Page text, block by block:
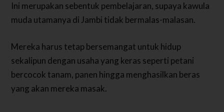
Ini merupakan sebentuk pembelajaran, supaya kawula
muda utamanya di Jambi tidak bermalas-malasan.
Mereka harus tetap bersemangat untuk hidup
sekalipun dengan usaha yang keras seperti petani
bercocok tanam, panen hingga menghasilkan beras
yang akan mereka masak.